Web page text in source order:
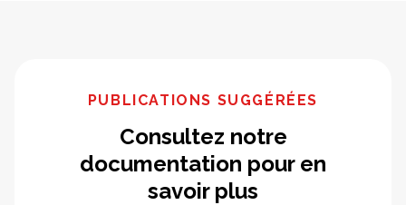
PUBLICATIONS SUGGÉRÉES
Consultez notre
documentation pour en
savoir plus